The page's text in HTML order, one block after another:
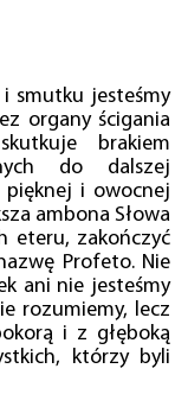
i smutku jesteśmy
organy ścigania
brakiem
do dalszej
pięknej i owocnej
ambona Słowa
eteru, zakończyć
Profeto. Nie
ani nie jesteśmy
rozumiemy, lecz
i z głęboką
którzy byli